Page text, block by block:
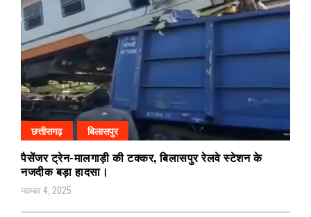
छत्तीसगढ़ बिलासपुर
पैसेंजर ट्रेन-मालगाड़ी की टक्कर, बिलासपुर रेलवे स्टेशन के
नजदीक बड़ा हादसा।
नवम्बर 4, 2025